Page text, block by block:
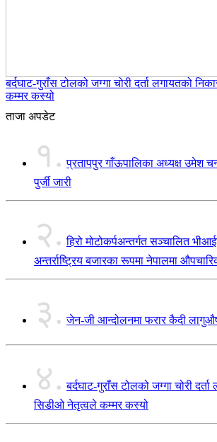
बर्दघाट-गुराँस टोलको जग्गा चोरी दर्ता लगायतको
कम्मर कस्यो
ताजा अपडेट
१. प्रतापपुर गाँऊपालिका अध्यक्ष उमेश
पुर्जी जारी
२. हिरो मोटोकर्पअन्तर्गत सञ्चालित
अन्तर्राष्ट्रिय बजारका रूपमा नेपालमा
३. जेन-जी आन्दोलनमा फरार कैदी
४. बर्दघाट-गुराँस टोलको जग्गा चोरी
सिडीओ नेतृत्वले कम्मर कस्यो